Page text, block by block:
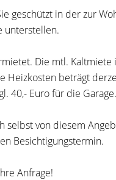
geschützt in der zur
unterstellen.
Die mtl. Kaltmiete
Heizkosten beträgt
40,- Euro für die Garage.
selbst von diesem
Besichtigungstermin.
Anfrage!